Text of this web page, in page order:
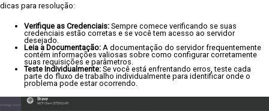
dicas para resolução:
Verifique as Credenciais: Sempre comece verificando se suas
credenciais estão corretas e se você tem acesso ao servidor
desejado.
Leia a Documentação: A documentação do servidor frequentemente
contém informações valiosas sobre como configurar corretamente
suas requisições e parâmetros.
Teste Individualmente: Se você está enfrentando erros, teste cada
parte do fluxo de trabalho individualmente para identificar onde o
problema pode estar ocorrendo.